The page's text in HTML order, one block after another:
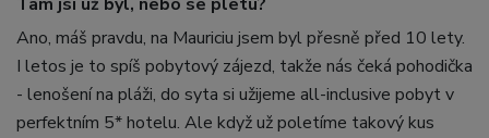
Ano, máš pravdu, na Mauriciu jsem byl přesně před 10 lety.
I letos je to spíš pobytový zájezd, takže nás čeká pohodička
- lenošení na pláži, do syta si užijeme all-inclusive pobyt v
perfektním 5* hotelu. Ale když už poletíme takový kus